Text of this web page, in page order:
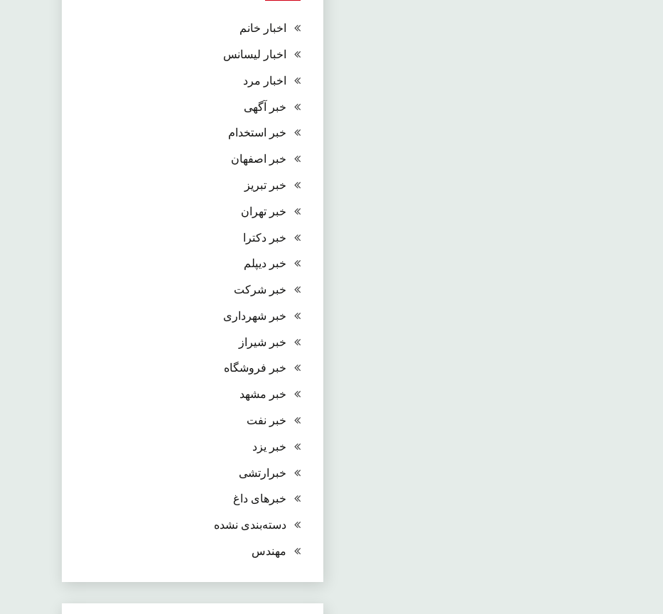
اخبار خانم
اخبار لیسانس
اخبار مرد
خبر آگهی
خبر استخدام
خبر اصفهان
خبر تبریز
خبر تهران
خبر دکترا
خبر دیپلم
خبر شرکت
خبر شهرداری
خبر شیراز
خبر فروشگاه
خبر مشهد
خبر نفت
خبر یزد
خبرارتشی
خبرهای داغ
دسته‌بندی نشده
مهندس